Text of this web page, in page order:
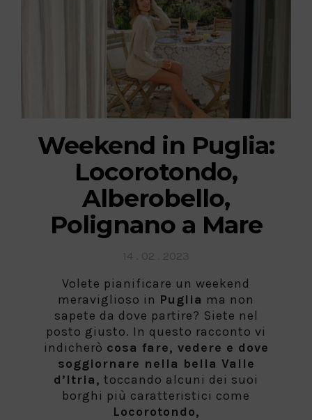
Weekend in Puglia:
Locorotondo,
Alberobello,
Polignano a Mare
Volete pianificare un weekend
meraviglioso in Puglia ma non
sapete da dove partire? Siete nel
posto giusto. In questo racconto vi
indicherò cosa fare, vedere e dove
soggiornare nella bella Valle
d’Itria, toccando alcuni dei suoi
borghi più caratteristici come
Locorotondo,